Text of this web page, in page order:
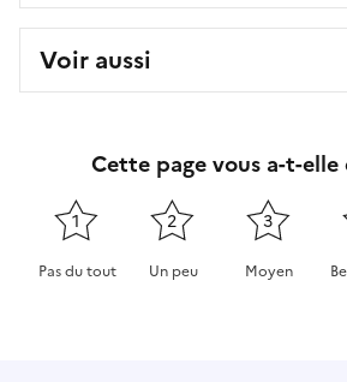
Voir aussi
Cette page vous a-t-
1
Pas du tout
2
Un peu
3
Moyen